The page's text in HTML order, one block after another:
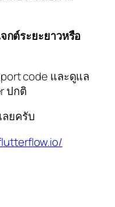
กต์ระยะยาวหรือ
code และดูแล
ปกติ
ลยครับ